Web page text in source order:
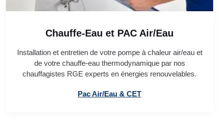
Chauffe-Eau et PAC Air/Eau
Installation et entretien de votre pompe à chaleur air/eau et
de votre chauffe-eau thermodynamique par nos
chauffagistes RGE experts en énergies renouvelables.
Pac Air/Eau & CET